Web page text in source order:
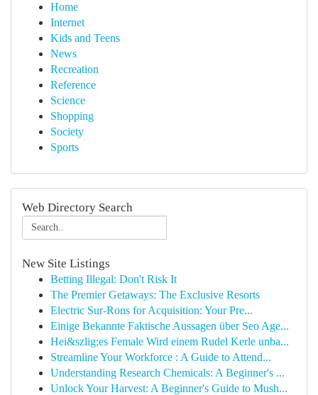
Home
Internet
Kids and Teens
News
Recreation
Reference
Science
Shopping
Society
Sports
Web Directory Search
New Site Listings
Betting Illegal: Don't Risk It
The Premier Getaways: The Exclusive Resorts
Electric Sur-Rons for Acquisition: Your Pre...
Einige Bekannte Faktische Aussagen über Seo Age...
Hei&szlig;es Female Wird einem Rudel Kerle unba...
Streamline Your Workforce : A Guide to Attend...
Understanding Research Chemicals: A Beginner's ...
Unlock Your Harvest: A Beginner's Guide to Mush...